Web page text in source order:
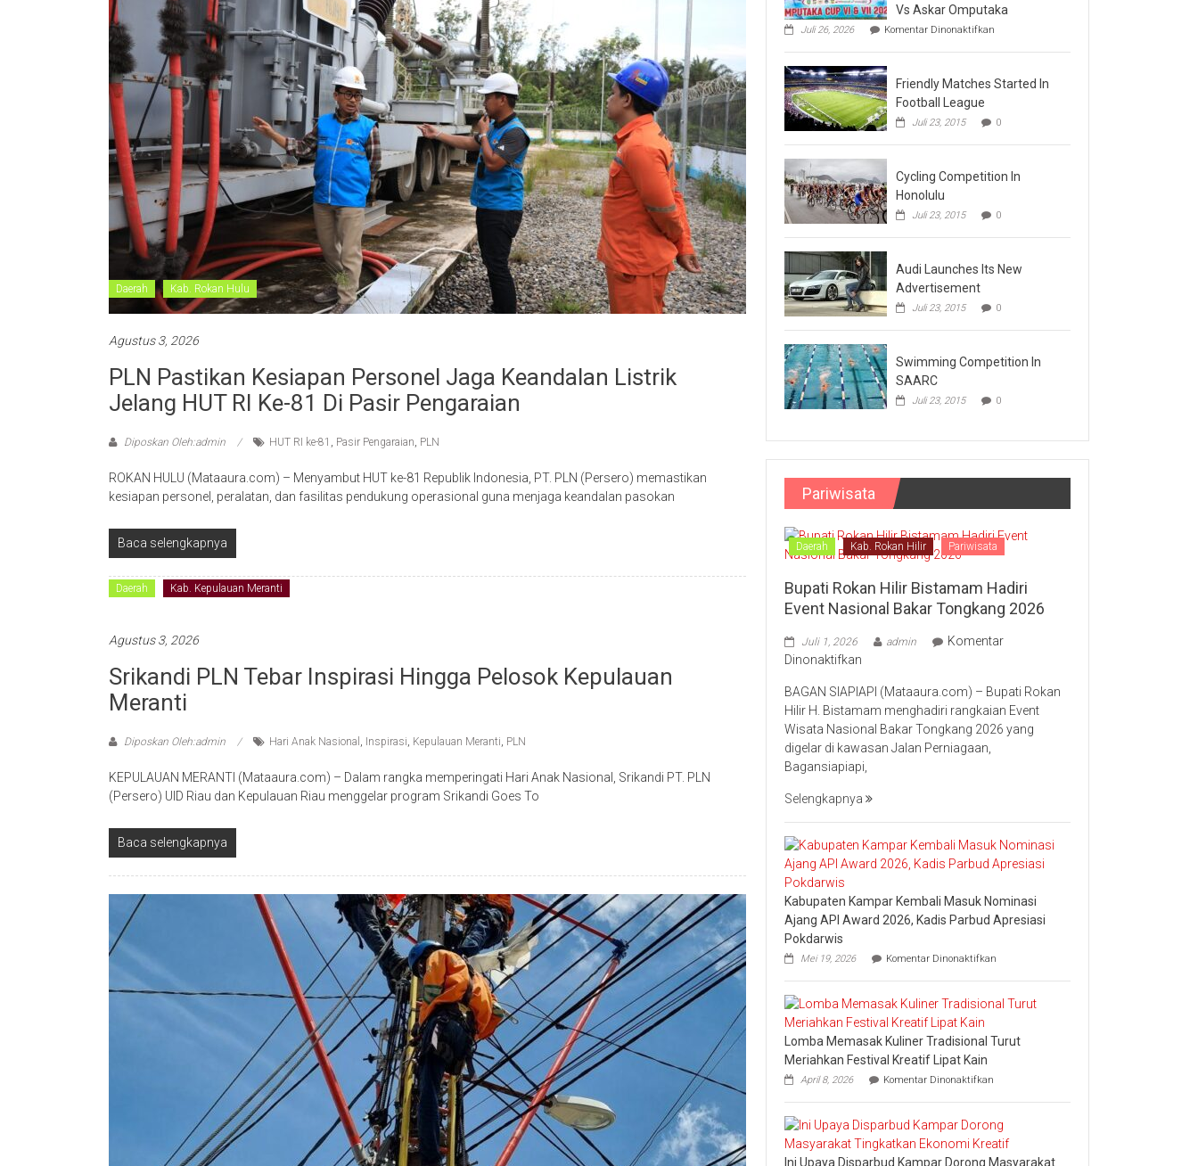
Daerah Kab. Rokan Hulu
Agustus 3, 2026
PLN Pastikan Kesiapan Personel Jaga Keandalan Listrik
Jelang HUT RI Ke-81 Di Pasir Pengaraian
Diposkan Oleh:admin HUT RI ke-81 , Pasir Pengaraian, PLN
ROKAN HULU (Mataaura.com) – Menyambut HUT ke-81 Republik Indonesia, PT. PLN (Persero) memastikan
kesiapan personel, peralatan, dan fasilitas pendukung operasional guna menjaga keandalan pasokan
Baca selengkapnya
Daerah Kab. Kepulauan Meranti
Agustus 3, 2026
Srikandi PLN Tebar Inspirasi Hingga Pelosok Kepulauan
Meranti
Diposkan Oleh:admin Hari Anak Nasional , Inspirasi, Kepulauan Meranti, PLN
KEPULAUAN MERANTI (Mataaura.com) – Dalam rangka memperingati Hari Anak Nasional, Srikandi PT. PLN
(Persero) UID Riau dan Kepulauan Riau menggelar program Srikandi Goes To
Baca selengkapnya
Vs Askar Omputaka
Juli 26, 2026 Komentar Dinonaktifkan
Omputaka
VI
Omputaka
Friendly Matches Started In
Football League
Juli 23, 2015 0
Cycling Competition In
Honolulu
Juli 23, 2015 0
Audi Launches Its New
Advertisement
Juli 23, 2015 0
Swimming Competition In
SAARC
Juli 23, 2015 0
Pariwisata
Daerah Kab. Rokan Hilir Pariwisata
Bupati Rokan Hilir Bistamam Hadiri
Event Nasional Bakar Tongkang 2026
Juli 1, 2026 admin
Komentar
Dinonaktifkan
Rokan
Hilir
Bistamam
Hadiri
Event
Tongkang
2026
BAGAN SIAPIAPI (Mataaura.com) – Bupati Rokan
Hilir H. Bistamam menghadiri rangkaian Event
Wisata Nasional Bakar Tongkang 2026 yang
digelar di kawasan Jalan Perniagaan,
Bagansiapiapi,
Selengkapnya
Kabupaten Kampar Kembali Masuk Nominasi
Ajang API Award 2026, Kadis Parbud Apresiasi
Pokdarwis
Mei 19, 2026 Komentar Dinonaktifkan
Kampar
Kembali
Masuk
Ajang
Apresiasi
Pokdarwis
Lomba Memasak Kuliner Tradisional Turut
Meriahkan Festival Kreatif Lipat Kain
April 8, 2026 Komentar Dinonaktifkan
Memasak
Tradisional
Turut
Meriahkan
Ini Upaya Disparbud Kampar Dorong Masyarakat